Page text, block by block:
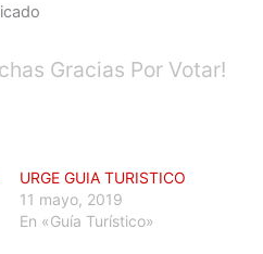
Gracias Por Votar!
URGE GUIA TURISTICO
11 mayo, 2019
En «Guía Turístico»